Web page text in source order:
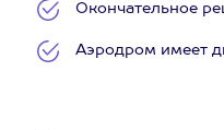
Окончательное
Аэродром имеет